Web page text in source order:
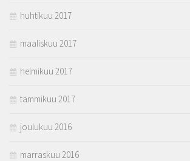
huhtikuu 2017
maaliskuu 2017
helmikuu 2017
tammikuu 2017
joulukuu 2016
marraskuu 2016